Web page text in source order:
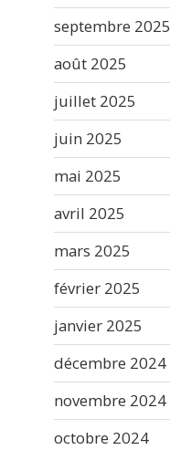
septembre 2025
août 2025
juillet 2025
juin 2025
mai 2025
avril 2025
mars 2025
février 2025
janvier 2025
décembre 2024
novembre 2024
octobre 2024